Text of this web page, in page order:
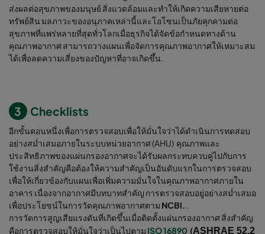
ส่งผลต่อสุขภาพของมนุษย์ สิ่งแวดล้อมและทำให้เกิดความเสียหายต่อ
ทรัพย์สิน มลภาวะของอนุภาคเหล่านี้และโอโซนเป็นภัยคุกคามต่อ
สุขภาพที่แพร่หลายที่สุดทั่วโลกเมื่อธุรกิจได้จัดข้อกำหนดทางด้าน
คุณภาพอากาศ สามารถวางแผนเพื่อจัดการคุณภาพอากาศให้เหมาะสม
ได้เพื่อลดความเสี่ยงของปัญหาที่อาจเกิดขึ้น.
3 Checklists
อีกขั้นตอนหนึ่งเพื่อการตรวจสอบเพื่อให้มั่นใจว่าได้ดำเนินการทดสอบ
อย่างสม่ำเสมอภายในระบบหน่วยอากาศ (AHU) คุณภาพและ
ประสิทธิภาพของแผ่นกรองอากาศจะได้รับผลกระทบควบคู่ไปกับการ
ใช้งานสิ่งสำคัญคือต้องให้ความสำคัญเป็นอันดับแรกในการตรวจสอบ
เพื่อให้เกี่ยวข้องกับแผนเพื่อเพิ่มความมั่นใจในคุณภาพอากาศภายใน
อาคาร เนื่องจากอากาศมีบทบาทสำคัญ การตรวจสอบอยู่อย่างสม่ำเสมอ
เพื่อประโยชน์ในการวัดคุณภาพอากาศตาม NCBI. .
การวัดการสูญเสียแรงดันที่เกิดขึ้นเมื่อติดตั้งแผ่นกรองอากาศ สิ่งสำคัญ
คือการตรวจสอบให้มั่นใจว่าเป็นไปตาม ISO 16890 (ASHRAE 52.2